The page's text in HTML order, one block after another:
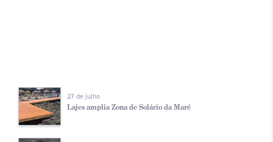
27 de julho
Lajes amplia Zona de Solário da Maré